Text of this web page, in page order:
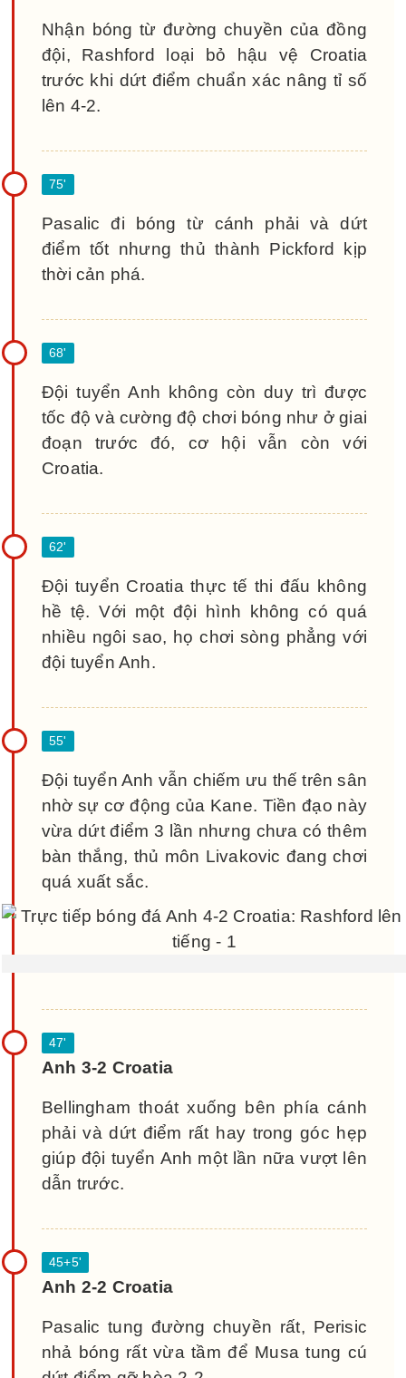
Nhận bóng từ đường chuyền của đồng
đội, Rashford loại bỏ hậu vệ Croatia
trước khi dứt điểm chuẩn xác nâng tỉ số
lên 4-2.
Pasalic đi bóng từ cánh phải và dứt
điểm tốt nhưng thủ thành Pickford kịp
thời cản phá.
Đội tuyển Anh không còn duy trì được
tốc độ và cường độ chơi bóng như ở giai
đoạn trước đó, cơ hội vẫn còn với
Croatia.
Đội tuyển Croatia thực tế thi đấu không
hề tệ. Với một đội hình không có quá
nhiều ngôi sao, họ chơi sòng phẳng với
đội tuyển Anh.
Đội tuyển Anh vẫn chiếm ưu thế trên sân
nhờ sự cơ động của Kane. Tiền đạo này
vừa dứt điểm 3 lần nhưng chưa có thêm
bàn thắng, thủ môn Livakovic đang chơi
quá xuất sắc.
Anh 3-2 Croatia
Bellingham thoát xuống bên phía cánh
phải và dứt điểm rất hay trong góc hẹp
giúp đội tuyển Anh một lần nữa vượt lên
dẫn trước.
Anh 2-2 Croatia
Pasalic tung đường chuyền rất, Perisic
nhả bóng rất vừa tầm để Musa tung cú